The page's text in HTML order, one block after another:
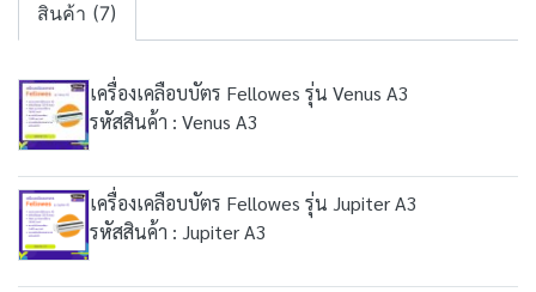
สินค้า (7)
เครื่องเคลือบบัตร Fellowes รุ่น Venus A3
รหัสสินค้า : Venus A3
เครื่องเคลือบบัตร Fellowes รุ่น Jupiter A3
รหัสสินค้า : Jupiter A3